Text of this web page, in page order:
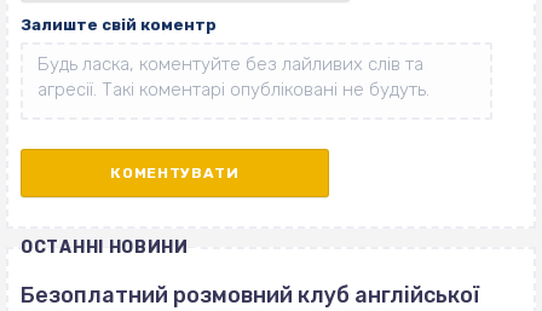
Залиште свій коментр
ОСТАННІ НОВИНИ
Безоплатний розмовний клуб англійської